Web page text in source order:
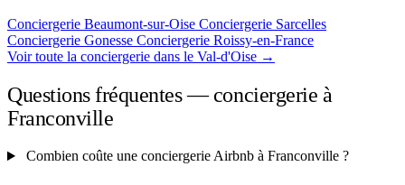
Conciergerie Beaumont-sur-Oise Conciergerie Sarcelles
Conciergerie Gonesse Conciergerie Roissy-en-France
Voir toute la conciergerie dans le Val-d'Oise →
Questions fréquentes — conciergerie à
Franconville
Combien coûte une conciergerie Airbnb à Franconville ?